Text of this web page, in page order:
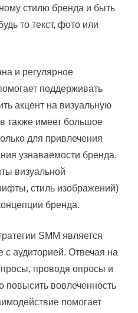
стилю бренда и быть
то текст, фото или
и регулярное
поддерживать
акцент на визуальную
также имеет большое
для привлечения
узнаваемости бренда.
визуальной
стиль изображений)
бренда.
SMM является
с аудиторией. Отвечая на
проводя опросы и
повысить вовлеченность
помогает